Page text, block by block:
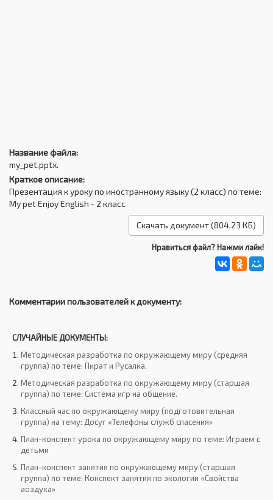
Название файла:
my_pet.pptx.
Краткое описание:
Презентация к уроку по иностранному языку (2 класс) по теме:
My pet Enjoy English - 2 класс
Скачать документ (804.23 КБ)
Нравиться файл? Нажми лайк!
Комментарии пользователей к документу:
СЛУЧАЙНЫЕ ДОКУМЕНТЫ:
Методическая разработка по окружающему миру (средняя
группа) по теме: Пират и Русалка.
Методическая разработка по окружающему миру (старшая
группа) по теме: Система игр на общение.
Классный час по окружающему миру (подготовительная
группа) на тему: Досуг «Телефоны служб спасения»
План-конспект урока по окружающему миру по теме: Играем с
детьми
План-конспект занятия по окружающему миру (старшая
группа) по теме: Конспект занятия по экологии «Свойства
аоздуха»